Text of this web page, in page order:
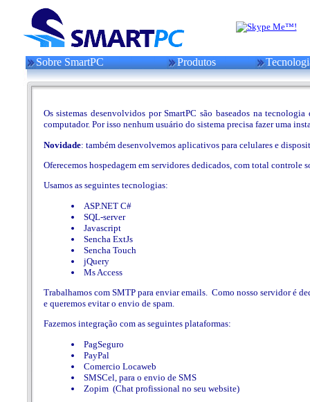
Sobre SmartPC Produtos
Os sistemas desenvolvidos por SmartPC são baseados na
computador. Por isso nenhum usuário do sistema precisa fazer uma
Novidade: também desenvolvemos aplicativos para celulares e
Oferecemos hospedagem em servidores dedicados, com total controle
Usamos as seguintes tecnologias:
ASP.NET C#
SQL-server
Javascript
Sencha ExtJs
Sencha Touch
jQuery
Ms Access
Trabalhamos com SMTP para enviar emails. Como nosso servidor é
e queremos evitar o envio de spam.
Fazemos integração com as seguintes plataformas:
PagSeguro
PayPal
Comercio Locaweb
SMSCel, para o envio de SMS
Zopim (Chat profissional no seu website)